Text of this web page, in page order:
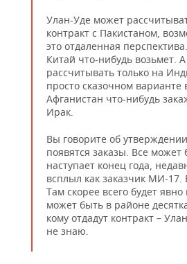
Улан-Уде может
контракт с Пакистаном,
это отдаленная
Китай что-нибудь возьмет.
рассчитывать только на
просто сказочном варианте
Афганистан что-нибудь
Ирак.
Вы говорите об
появятся заказы. Все
наступает конец года,
всплыл как заказчик МИ-17.
Там скорее всего будет
может быть в районе
кому отдадут контракт –
не знаю.